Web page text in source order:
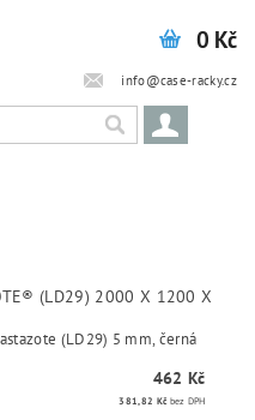
info@case-racky.cz
0 Kč
(LD29) 2000 X 1200 X
(LD29) 5 mm, černá
462 Kč
381,82 Kč bez DPH